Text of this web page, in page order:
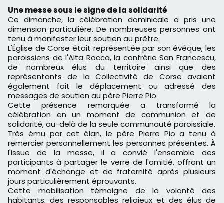
Une messe sous le signe de la solidarité
Ce dimanche, la célébration dominicale a pris une
dimension particulière. De nombreuses personnes ont
tenu à manifester leur soutien au prêtre.
L'Église de Corse était représentée par son évêque, les
paroissiens de l'Alta Rocca, la confrérie San Francescu,
de nombreux élus du territoire ainsi que des
représentants de la Collectivité de Corse avaient
également fait le déplacement ou adressé des
messages de soutien au père Pierre Pio.
Cette présence remarquée a transformé la
célébration en un moment de communion et de
solidarité, au-delà de la seule communauté paroissiale.
Très ému par cet élan, le père Pierre Pio a tenu à
remercier personnellement les personnes présentes. À
l'issue de la messe, il a convié l'ensemble des
participants à partager le verre de l'amitié, offrant un
moment d'échange et de fraternité après plusieurs
jours particulièrement éprouvants.
Cette mobilisation témoigne de la volonté des
habitants, des responsables religieux et des élus de